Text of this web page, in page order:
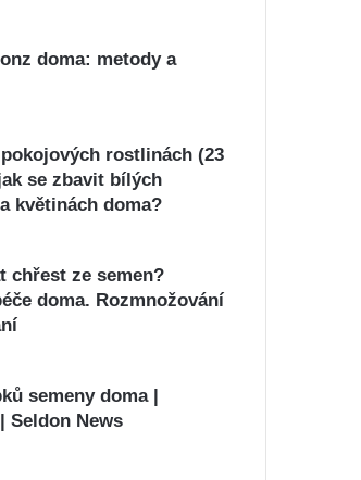
doma: metody a
rostlinách (23
se zbavit bílých
květinách doma?
chřest ze semen?
doma. Rozmnožování
semeny doma |
Seldon News